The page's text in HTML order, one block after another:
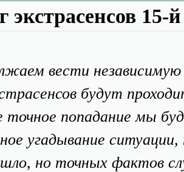
экстрасенсов
вести
будут
попадание мы
угадывание
но точных фактов